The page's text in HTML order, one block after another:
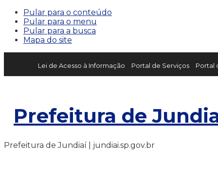
Pular para o conteúdo
Pular para o menu
Pular para a busca
Mapa do site
Lei de Acesso à Informação Portal de Serviços Portal
Prefeitura de
Prefeitura de Jundiaí | jundiai.sp.gov.br